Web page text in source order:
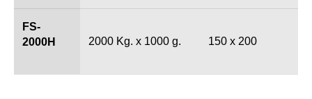
FS-
2000H
2000 Kg. x 1000 g. 150 x 200